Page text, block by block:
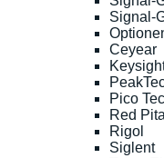
Signal-
Ceyear
Pico
Red
Rigol
Siglent